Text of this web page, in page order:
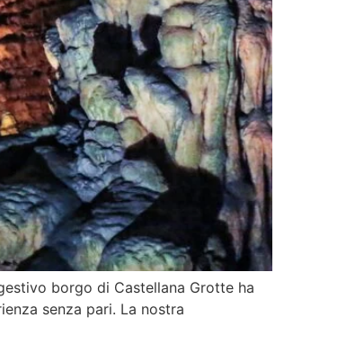
borgo di Castellana Grotte ha
senza pari. La nostra